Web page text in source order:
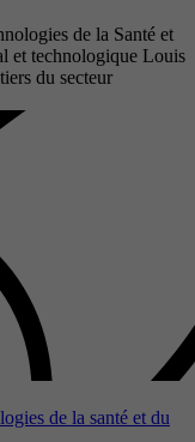
de la Santé et
et technologique Louis
du secteur
de la santé et du